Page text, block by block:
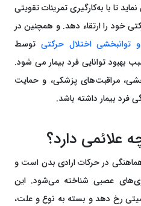
تا با به‌کارگیری تمرینات تقویتی
خود را ارتقاء دهد. و همچنین در
توانبخشی اختلال حرکتی توسط
بهبود توانایی فرد بیمار می شود.
مراقبت‌های پزشکی، و حمایت
فرد بیمار داشته باشد.
دارد؟
در حرکات ارادی بدن است و
عصبی شناخته می‌شود. این
رخ دهد و بسته به نوع و علت،